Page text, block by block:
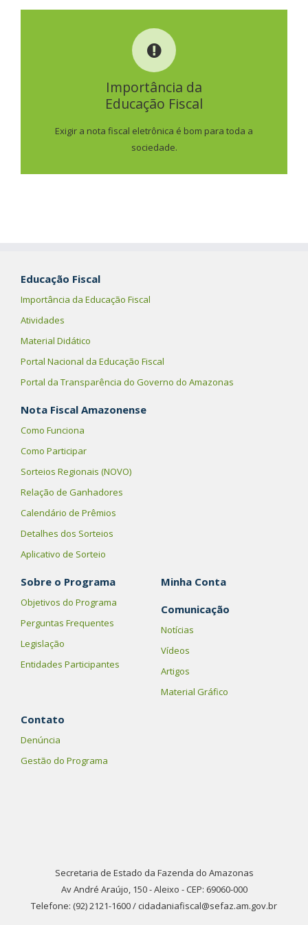
Importância da
Educação Fiscal
Exigir a nota fiscal eletrônica é bom para toda a
sociedade.
IMPORTÂNCIA DA
SAIBA MAIS
Educação Fiscal
Importância da Educação Fiscal
Atividades
Material Didático
Portal Nacional da Educação Fiscal
Portal da Transparência do Governo do Amazonas
Nota Fiscal Amazonense
Como Funciona
Como Participar
Sorteios Regionais (NOVO)
Relação de Ganhadores
Calendário de Prêmios
Detalhes dos Sorteios
Aplicativo de Sorteio
Sobre o Programa
Objetivos do Programa
Perguntas Frequentes
Legislação
Entidades Participantes
Minha Conta
Comunicação
Notícias
Vídeos
Artigos
Material Gráfico
Contato
Denúncia
Gestão do Programa
Secretaria de Estado da Fazenda do Amazonas
Av André Araújo, 150 - Aleixo - CEP: 69060-000
Telefone: (92) 2121-1600 / cidadaniafiscal@sefaz.am.gov.br